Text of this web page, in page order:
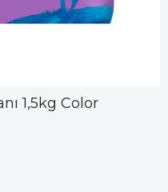
1,5kg Color